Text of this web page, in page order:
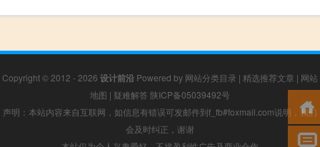
Copyright © 2012 - 2026 设计前沿 Powered by 网站分类目录 | 精选推荐文章 | 网站
地图 | 疑难解答 陕ICP备05039492号
声明：本站内容来自互联网，如信息有错误可发邮件到f_fb#foxmail.com说明，我们
会及时纠正，谢谢